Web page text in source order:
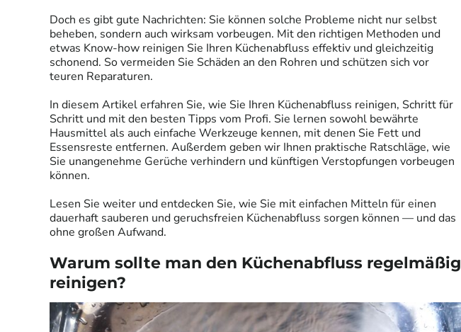
Doch es gibt gute Nachrichten: Sie können solche Probleme nicht nur selbst
beheben, sondern auch wirksam vorbeugen. Mit den richtigen Methoden und
etwas Know-how reinigen Sie Ihren Küchenabfluss effektiv und gleichzeitig
schonend. So vermeiden Sie Schäden an den Rohren und schützen sich vor
teuren Reparaturen.
In diesem Artikel erfahren Sie, wie Sie Ihren Küchenabfluss reinigen, Schritt für
Schritt und mit den besten Tipps vom Profi. Sie lernen sowohl bewährte
Hausmittel als auch einfache Werkzeuge kennen, mit denen Sie Fett und
Essensreste entfernen. Außerdem geben wir Ihnen praktische Ratschläge, wie
Sie unangenehme Gerüche verhindern und künftigen Verstopfungen vorbeugen
können.
Lesen Sie weiter und entdecken Sie, wie Sie mit einfachen Mitteln für einen
dauerhaft sauberen und geruchsfreien Küchenabfluss sorgen können — und das
ohne großen Aufwand.
Warum sollte man den Küchenabfluss regelmäßig
reinigen?